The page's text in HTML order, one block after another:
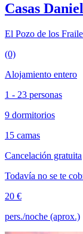
Casas
El Pozo de los
(0)
Alojamiento entero
1 - 23 personas
9 dormitorios
15 camas
Cancelación gratuita
Todavía no se te
20 €
pers./noche (aprox.)